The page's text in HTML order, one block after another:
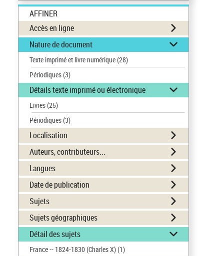
AFFINER
Accès en ligne
Nature de document
Texte imprimé et livre numérique(28)
Périodiques(3)
Détails texte imprimé ou électronique
Livres(25)
Périodiques(3)
Localisation
Auteurs, contributeurs...
Langues
Date de publication
Sujets
Sujets géographiques
Détail des sujets
France -- 1824-1830 (Charles X)(1)